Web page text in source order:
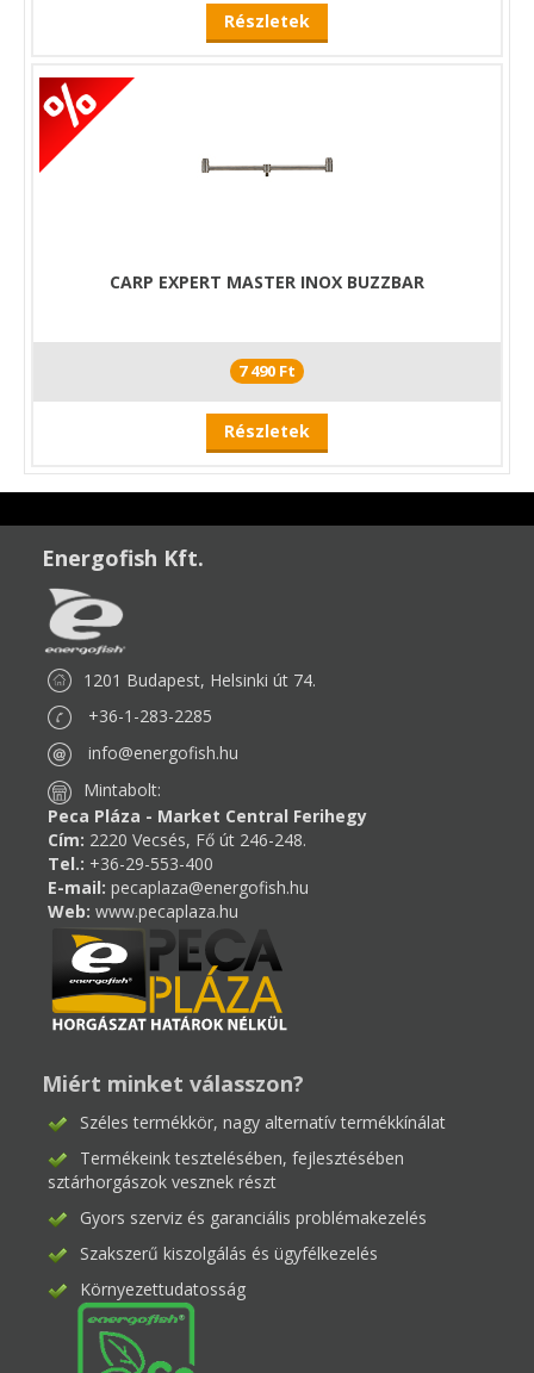
Részletek
CARP EXPERT MASTER INOX BUZZBAR
7 490 Ft
Részletek
Energofish Kft.
1201 Budapest, Helsinki út 74.
+36-1-283-2285
info@energofish.hu
Mintabolt:
Peca Pláza - Market Central Ferihegy
Cím: 2220 Vecsés, Fő út 246-248.
Tel.: +36-29-553-400
E-mail: pecaplaza@energofish.hu
Web: www.pecaplaza.hu
Miért minket válasszon?
Széles termékkör, nagy alternatív termékkínálat
Termékeink tesztelésében, fejlesztésében
sztárhorgászok vesznek részt
Gyors szerviz és garanciális problémakezelés
Szakszerű kiszolgálás és ügyfélkezelés
Környezettudatosság